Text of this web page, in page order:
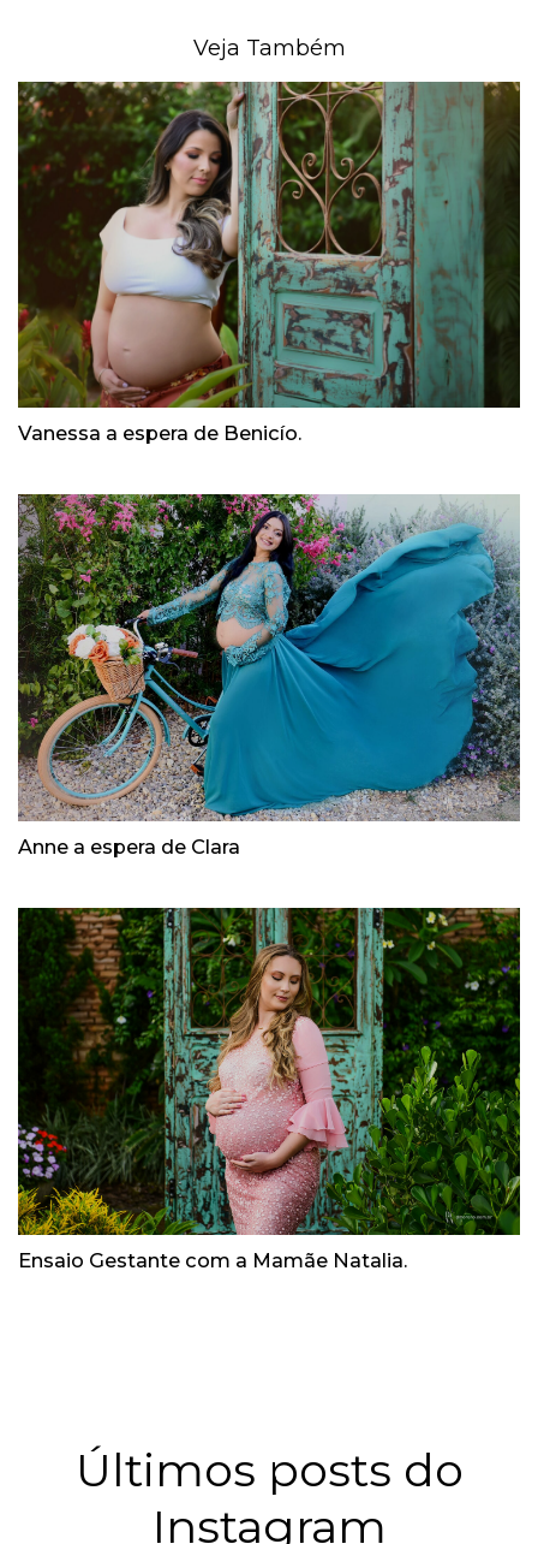
Veja Também
Vanessa a espera de Benicío.
Anne a espera de Clara
Ensaio Gestante com a Mamãe Natalia.
Últimos posts do
Instagram